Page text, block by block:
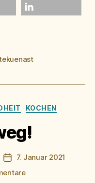
KOCHEN
Beitragsdatum
7. Januar 2021
zu